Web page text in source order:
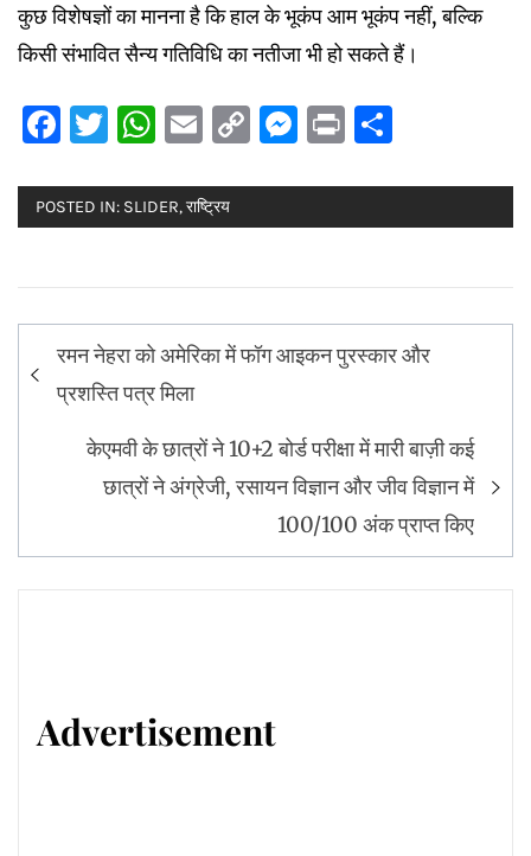
कुछ विशेषज्ञों का मानना है कि हाल के भूकंप आम भूकंप नहीं, बल्कि
किसी संभावित सैन्य गतिविधि का नतीजा भी हो सकते हैं।
Facebook
Twitter
WhatsApp
Email
CopyMessenger
Print
POSTED IN: SLIDER,राष्ट्रिय
Post
navigation
रमन नेहरा को अमेरिका में फॉग आइकन पुरस्कार और
प्रशस्ति पत्र मिला
केएमवी के छात्रों ने 10+2 बोर्ड परीक्षा में मारी बाज़ी कई
छात्रों ने अंग्रेजी, रसायन विज्ञान और जीव विज्ञान में
100/100 अंक प्राप्त किए
Advertisement